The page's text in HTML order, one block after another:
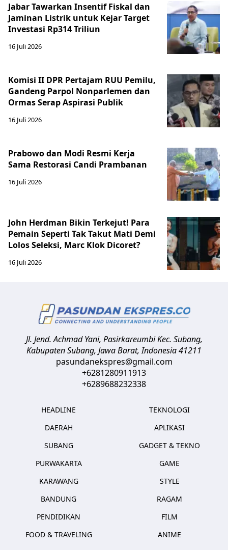
Jabar Tawarkan Insentif Fiskal dan
Jaminan Listrik untuk Kejar Target
Investasi Rp314 Triliun
16 Juli 2026
Komisi II DPR Pertajam RUU Pemilu,
Gandeng Parpol Nonparlemen dan
Ormas Serap Aspirasi Publik
16 Juli 2026
Prabowo dan Modi Resmi Kerja
Sama Restorasi Candi Prambanan
16 Juli 2026
John Herdman Bikin Terkejut! Para
Pemain Seperti Tak Takut Mati Demi
Lolos Seleksi, Marc Klok Dicoret?
16 Juli 2026
Jl. Jend. Achmad Yani, Pasirkareumbi Kec. Subang,
Kabupaten Subang, Jawa Barat,Indonesia41211
pasundanekspres@gmail.com
+6281280911913
+6289688232338
HEADLINE
DAERAH
SUBANG
PURWAKARTA
KARAWANG
BANDUNG
PENDIDIKAN
FOOD & TRAVELING
TEKNOLOGI
APLIKASI
GADGET & TEKNO
GAME
STYLE
RAGAM
FILM
ANIME